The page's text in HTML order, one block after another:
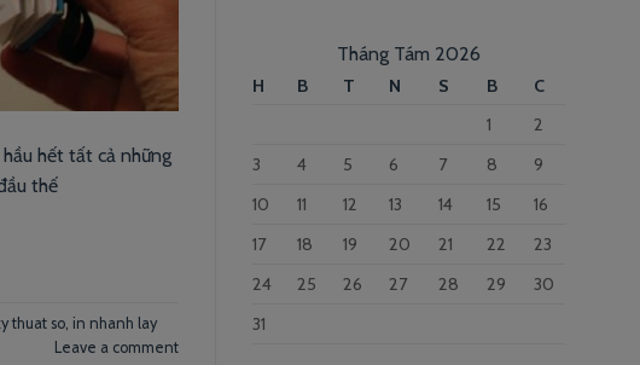
hết tất cả những
thế
thuat so in nhanh lay
Leave a comment
Tháng Tám 2026
H B T N S B
C
1
2
3
4 5 6 7 8
9
10
11 12 13 14 15
16
17
18 19 20 21 22
23
24
25 26 27 28 29
30
31